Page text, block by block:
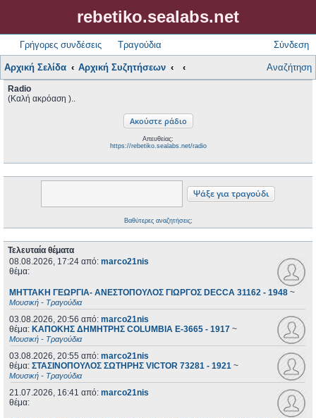
rebetiko.sealabs.net
Γρήγορες συνδέσεις Τραγούδια Σύνδεση
Αρχική Σελίδα Αρχική Συζητήσεων Αναζήτηση
Radio
(Καλή ακρόαση )..
Απευθείας:
https://rebetiko.sealabs.net/radio
Βαθύτερες αναζητήσεις;
Τελευταία θέματα
08.08.2026, 17:24 από: marco21nis
θέμα:
ΜΗΤΤΑΚΗ ΓΕΩΡΓΙΑ- ΑΝΕΣΤΟΠΟΥΛΟΣ ΓΙΩΡΓΟΣ DECCA 31162 - 1948 ~
Μουσική - Τραγούδια
03.08.2026, 20:56 από: marco21nis
θέμα: ΚΑΠΟΚΗΣ ΔΗΜΗΤΡΗΣ COLUMBIA E-3665 - 1917 ~
Μουσική - Τραγούδια
03.08.2026, 20:55 από: marco21nis
θέμα: ΣΤΑΣΙΝΟΠΟΥΛΟΣ ΣΩΤΗΡΗΣ VICTOR 73281 - 1921 ~
Μουσική - Τραγούδια
21.07.2026, 16:41 από: marco21nis
θέμα: